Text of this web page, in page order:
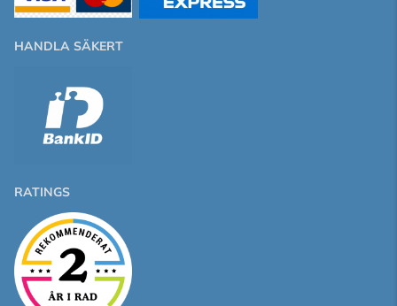
HANDLA SÄKERT
RATINGS